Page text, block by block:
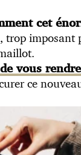
cet
trop imposant
vous
ce